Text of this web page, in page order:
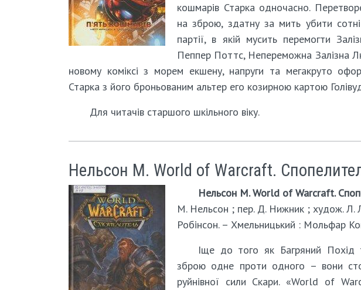
кошмарів Старка одночасно.
на зброю, здатну за мить убити
партії, в якій мусить перемогти
Пеппер Поттс, Непереможна Залізна
новому коміксі з морем екшену, напруги та мегакруто
Старка з його броньованим альтер его козирною картою
Для читачів старшого шкільного віку.
Нельсон М. World of Warcraft.
Нельсон М. World of Warcraft.
М. Нельсон ; пер. Д. Нижник ; худож. Л.
Робінсон. – Хмельницький : Мольфар
Іще до того як Багряний Похід
зброю одне проти одного – вони
руйнівної сили Скари. «World of